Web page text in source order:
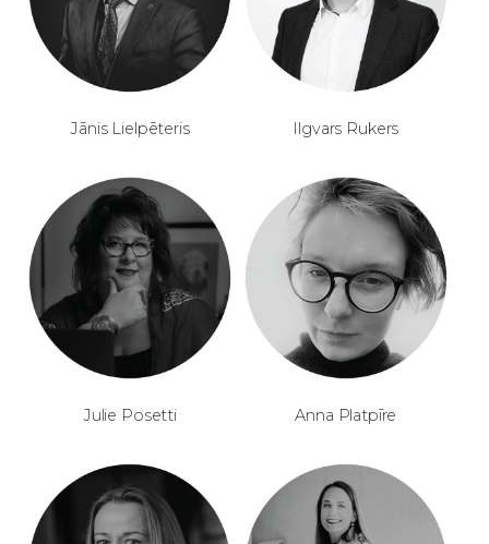
Jānis Lielpēteris Ilgvars Rukers
Julie Posetti Anna Platpīre